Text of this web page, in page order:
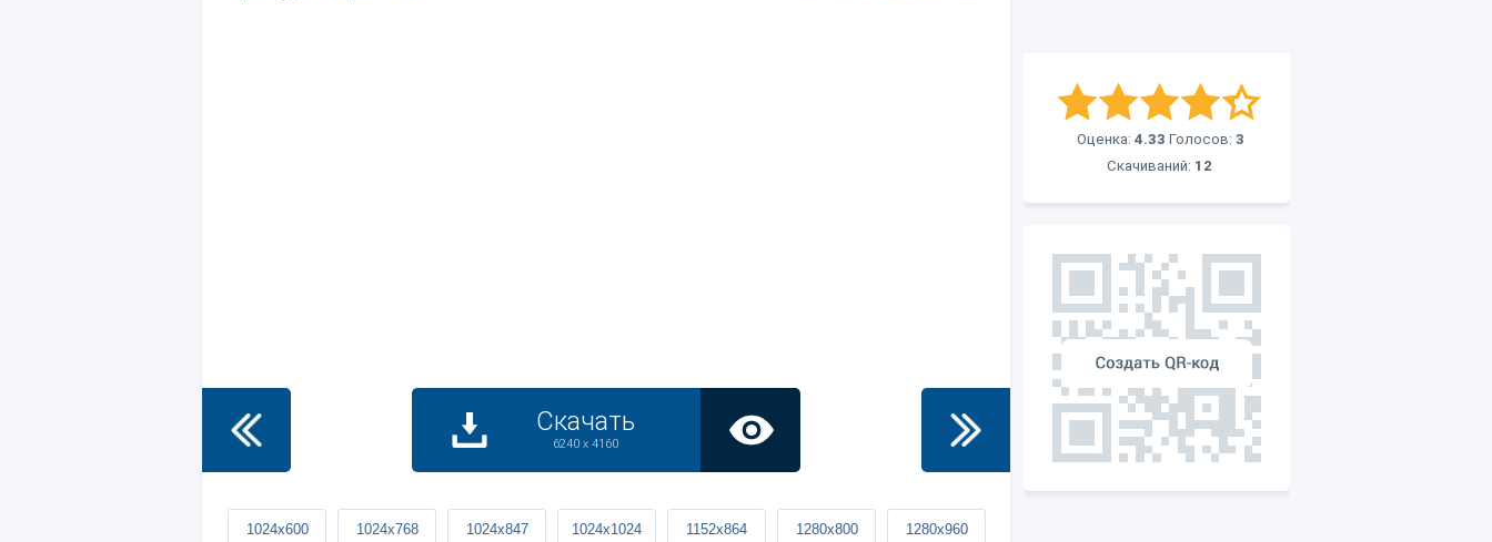
Оценка: 4.33 Голосов: 3
Скачиваний: 12
Скачать
6240 x 4160
1024x600 1024x768 1024x847 1024x1024 1152x864 1280x800 1280x960